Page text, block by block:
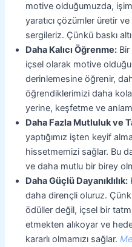
motive olduğumuzda,
yaratıcı çözümler üretir
sergileriz. Çünkü baskı
Daha Kalıcı Öğrenme:
içsel olarak motive
derinlemesine öğrenir,
öğrendiklerimizi daha
yerine, keşfetme ve
Daha Fazla Mutluluk ve
yaptığımız işten keyif
hissetmemizi sağlar. Bu
ve daha mutlu bir birey
Daha Güçlü Dayanıklılık:
daha dirençli oluruz.
ödüller değil, içsel bir
etmekten alıkoyar ve
kararlı olmamızı sağlar.